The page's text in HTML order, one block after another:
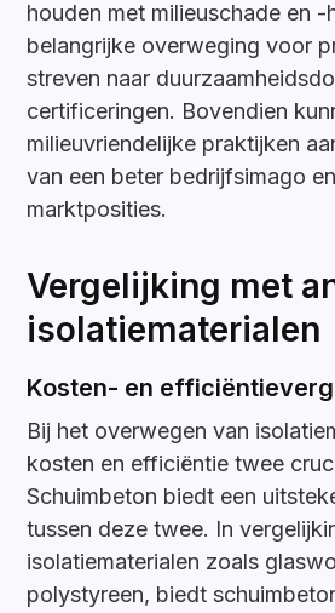
houden met milieuschade en -
belangrijke overweging voor
streven naar
certificeringen. Bovendien
milieuvriendelijke praktijken
van een beter bedrijfsimago
marktposities.
Vergelijking met
isolatiematerialen
Kosten- en
Bij het overwegen van
kosten en efficiëntie twee
Schuimbeton biedt een
tussen deze twee. In
isolatiematerialen zoals
polystyreen, biedt